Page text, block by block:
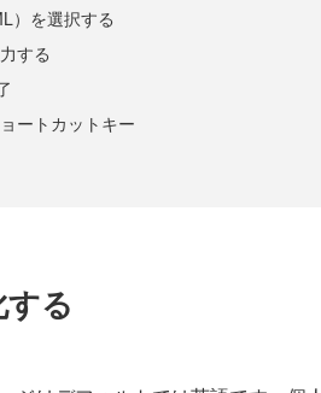
）を選択する
する
ートカットキー
る